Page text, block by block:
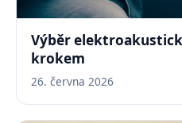
Výběr
krokem
26. června 2026